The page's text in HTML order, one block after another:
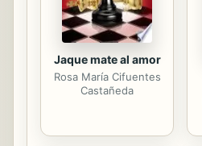
Jaque mate al amor
Rosa María Cifuentes
Castañeda